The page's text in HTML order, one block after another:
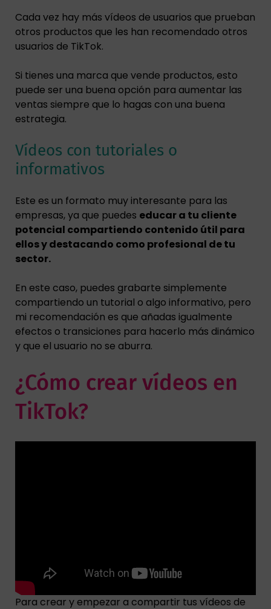
Cada vez hay más vídeos de usuarios que prueban
otros productos que les han recomendado otros
usuarios de TikTok.
Si tienes una marca que vende productos, esto
puede ser una buena opción para aumentar las
ventas siempre que lo hagas con una buena
estrategia.
Vídeos con tutoriales o
informativos
Este es un formato muy interesante para las
empresas, ya que puedes educar a tu cliente
potencial compartiendo contenido útil para
ellos y destacando como profesional de tu
sector.
En este caso, puedes grabarte simplemente
compartiendo un tutorial o algo informativo, pero
mi recomendación es que añadas igualmente
efectos o transiciones para hacerlo más dinámico
y que el usuario no se aburra.
¿Cómo crear vídeos en
TikTok?
Para crear y empezar a compartir tus vídeos de